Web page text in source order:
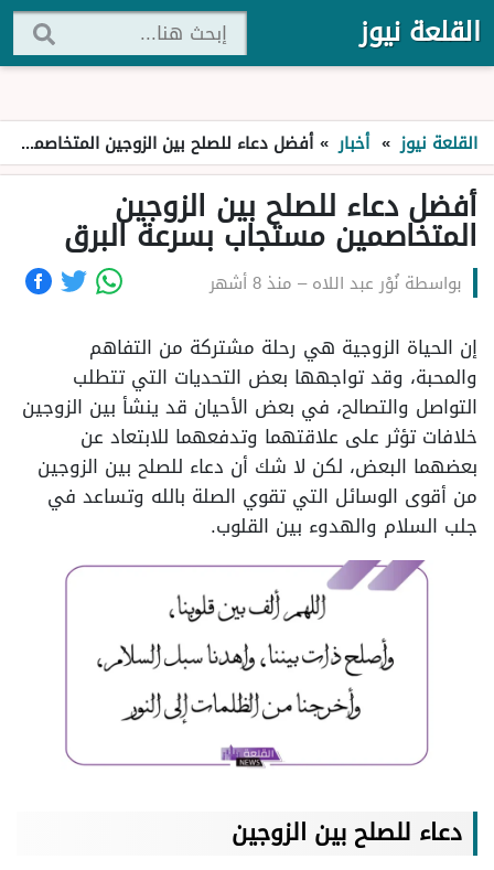
القلعة نيوز
القلعة نيوز » أخبار » أفضل دعاء للصلح بين الزوجين المتخاصمين مستجاب بسرعة البرق
أفضل دعاء للصلح بين الزوجين
المتخاصمين مستجاب بسرعة البرق
بواسطة نُوْر عبد اللاه– منذ 8 أشهر
إن الحياة الزوجية هي رحلة مشتركة من التفاهم
والمحبة، وقد تواجهها بعض التحديات التي تتطلب
التواصل والتصالح، في بعض الأحيان قد ينشأ بين الزوجين
خلافات تؤثر على علاقتهما وتدفعهما للابتعاد عن
بعضهما البعض، لكن لا شك أن دعاء للصلح بين الزوجين
من أقوى الوسائل التي تقوي الصلة بالله وتساعد في
جلب السلام والهدوء بين القلوب.
دعاء للصلح بين الزوجين